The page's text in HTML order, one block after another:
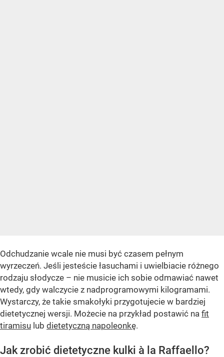
Odchudzanie wcale nie musi być czasem pełnym
wyrzeczeń. Jeśli jesteście łasuchami i uwielbiacie różnego
rodzaju słodycze – nie musicie ich sobie odmawiać nawet
wtedy, gdy walczycie z nadprogramowymi kilogramami.
Wystarczy, że takie smakołyki przygotujecie w bardziej
dietetycznej wersji. Możecie na przykład postawić na fit
tiramisu lub dietetyczną napoleonkę.
Jak zrobić dietetyczne kulki à la Raffaello?